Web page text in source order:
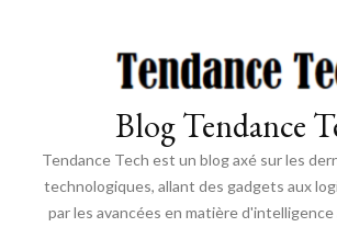
Blog Tendance
Tendance Tech est un blog axé sur les
technologiques, allant des gadgets aux
par les avancées en matière